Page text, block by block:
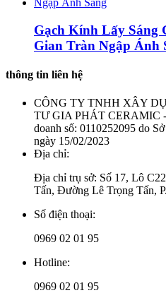
Gạch Kính Lấy Sáng
Gian Tràn Ngập Ánh
thông tin liên hệ
CÔNG TY TNHH XÂY
TƯ GIA PHÁT CERAMIC -
doanh số: 0110252095 do
ngày 15/02/2023
Địa chỉ:
Địa chỉ trụ sở: Số 17, Lô
Tấn, Đường Lê Trọng Tấn,
Số điện thoại:
0969 02 01 95
Hotline:
0969 02 01 95